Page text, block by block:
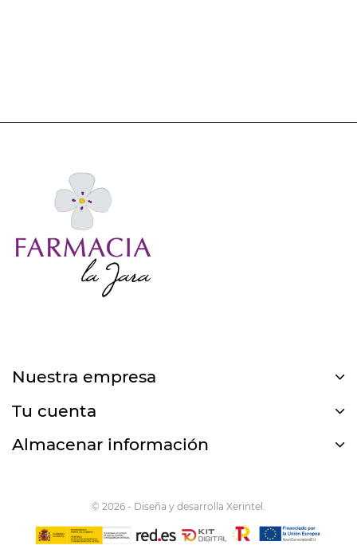
Nuestra empresa
Tu cuenta
Almacenar información
© 2026 - Diseña y desarrolla Xerintel.